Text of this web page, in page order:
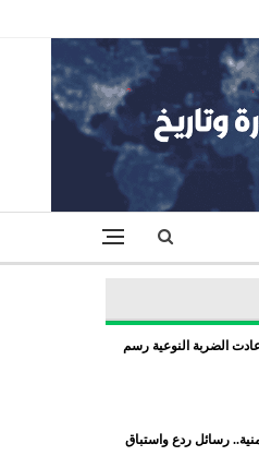
الضربة النوعية رسم
رسائل ردع واستباق